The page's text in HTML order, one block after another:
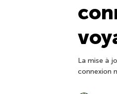
La mise à
connexion